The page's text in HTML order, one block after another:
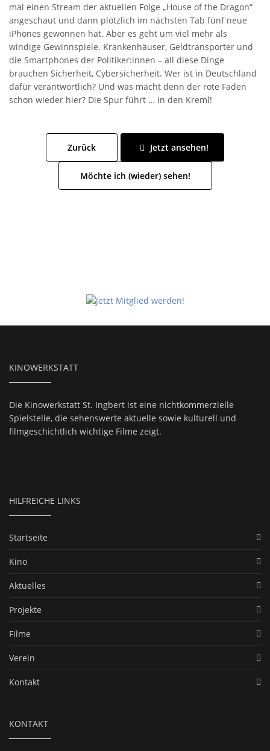
mal einen Stream der aktuellen Folge „House of the Dragon“
angeschaut und dann plötzlich im nächsten Tab fünf neue
iPhones gewonnen hat. Aber es geht um viel mehr als
windige Gewinnspiele. Krankenhäuser, Geldtransporter und
die Smartphones der Politiker:innen – all diese Dinge
brauchen Sicherheit, Cybersicherheit. Wer ist in Deutschland
dafür verantwortlich? Und was macht denn der rote Faden
schon wieder hier? Die Spur führt … in den Kreml!
Zurück Jetzt ansehen!
Möchte ich (wieder) sehen!
KINOWERKSTATT
Die Kinowerkstatt St. Ingbert ist eine nichtkommerzielle
Spielstelle, die sehenswerte aktuelle sowie kulturell und
filmgeschichtlich wichtige Filme zeigt.
HILFREICHE LINKS
Startseite
Kino
Aktuelles
Projekte
Filme
Verein
Kontakt
KONTAKT